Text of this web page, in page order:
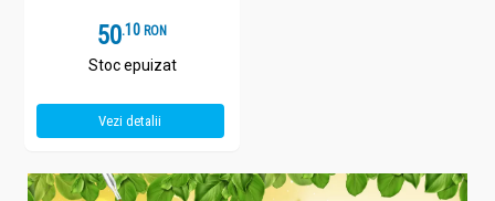
50.1 RON
Stoc epuizat
Vezi detalii